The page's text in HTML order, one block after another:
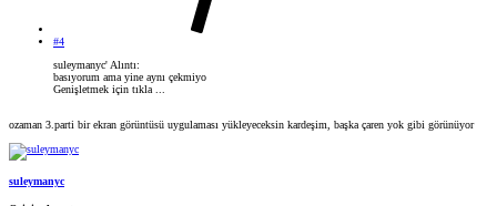
#4
suleymanyc' Alıntı:
basıyorum ama yine aynı çekmiyo
Genişletmek için tıkla ...
ozaman 3.parti bir ekran görüntüsü uygulaması yükleyeceksin kardeşim, başka çaren yok gibi görünüyor
suleymanyc